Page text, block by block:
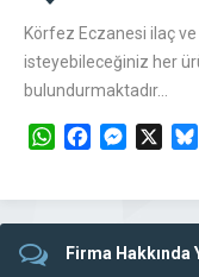
Körfez Eczanesi ilaç ve
isteyebileceğiniz her
bulundurmaktadır…
WhatsAppFacebook
Firma Hakkında